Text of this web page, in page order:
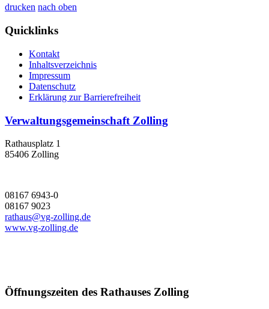
drucken nach oben
Quicklinks
Kontakt
Inhaltsverzeichnis
Impressum
Datenschutz
Erklärung zur Barrierefreiheit
Verwaltungsgemeinschaft Zolling
Rathausplatz 1
85406 Zolling
08167 6943-0
08167 9023
rathaus@vg-zolling.de
www.vg-zolling.de
Öffnungszeiten des Rathauses Zolling